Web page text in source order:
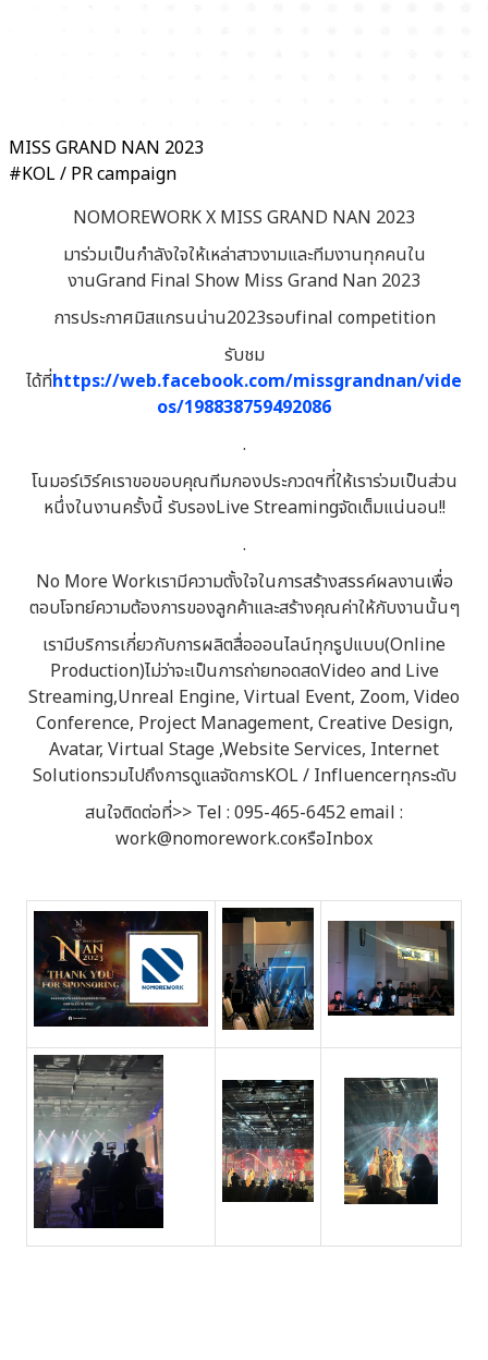
MISS GRAND NAN 2023
#KOL / PR campaign
NOMOREWORK X MISS GRAND NAN 2023
มาร่วมเป็นกำลังใจให้เหล่าสาวงามและทีมงานทุกคนใน
งานGrand Final Show Miss Grand Nan 2023
การประกาศมิสแกรนน่าน2023รอบfinal competition
รับชม
ได้ที่https://web.facebook.com/missgrandnan/vide
os/198838759492086
.
โนมอร์เวิร์คเราขอขอบคุณทีมกองประกวดฯที่ให้เราร่วมเป็นส่วน
หนึ่งในงานครั้งนี้ รับรองLive Streamingจัดเต็มแน่นอน!!
.
No More Workเรามีความตั้งใจในการสร้างสรรค์ผลงานเพื่อ
ตอบโจทย์ความต้องการของลูกค้าและสร้างคุณค่าให้กับงานนั้นๆ
เรามีบริการเกี่ยวกับการผลิตสื่อออนไลน์ทุกรูปแบบ(Online
Production)ไม่ว่าจะเป็นการถ่ายทอดสดVideo and Live
Streaming,Unreal Engine, Virtual Event, Zoom, Video
Conference, Project Management, Creative Design,
Avatar, Virtual Stage ,Website Services, Internet
SolutionรวมไปถึงการดูแลจัดการKOL / Influencerทุกระดับ
สนใจติดต่อที่>> Tel : 095-465-6452 email :
work@nomorework.coหรือInbox